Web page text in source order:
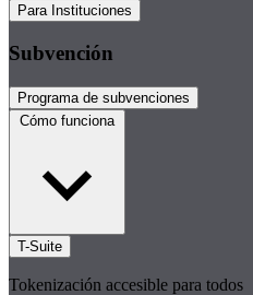
Para Instituciones
Subvención
Programa de subvenciones
Cómo funciona
T-Suite
Tokenización accesible para todos